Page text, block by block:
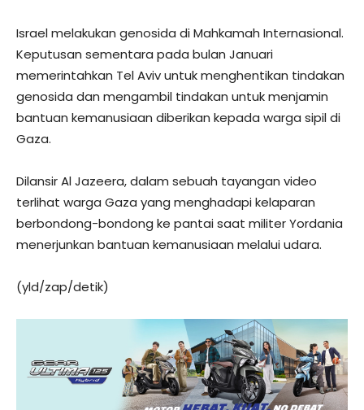
Israel melakukan genosida di Mahkamah Internasional.
Keputusan sementara pada bulan Januari
memerintahkan Tel Aviv untuk menghentikan tindakan
genosida dan mengambil tindakan untuk menjamin
bantuan kemanusiaan diberikan kepada warga sipil di
Gaza.
Dilansir Al Jazeera, dalam sebuah tayangan video
terlihat warga Gaza yang menghadapi kelaparan
berbondong-bondong ke pantai saat militer Yordania
menerjunkan bantuan kemanusiaan melalui udara.
(yld/zap/detik)